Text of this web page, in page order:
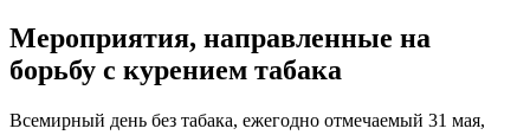
Мероприятия, направленные на
борьбу с курением табака
Всемирный день без табака, ежегодно отмечаемый 31 мая,